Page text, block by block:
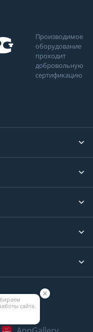
Производимое
оборудование
проходит
добровольную
сертификацию
сайта.
✕